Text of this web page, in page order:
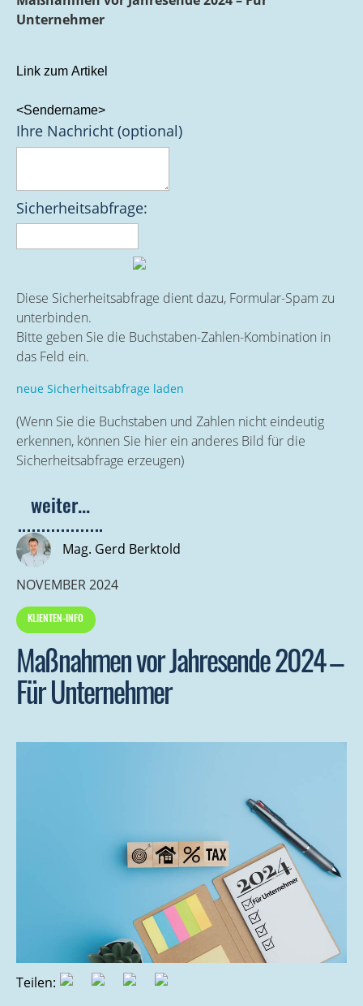
Unternehmer
Link zum Artikel
<Sendername>
Ihre Nachricht (optional)
Sicherheitsabfrage:
Diese Sicherheitsabfrage dient dazu, Formular-Spam zu
unterbinden.
Bitte geben Sie die Buchstaben-Zahlen-Kombination in
das Feld ein.
neue Sicherheitsabfrage laden
(Wenn Sie die Buchstaben und Zahlen nicht eindeutig
erkennen, können Sie hier ein anderes Bild für die
Sicherheitsabfrage erzeugen)
Mag. Gerd Berktold
NOVEMBER 2024
KLIENTEN-INFO
Maßnahmen vor Jahresende 2024 –
Für Unternehmer
Teilen: